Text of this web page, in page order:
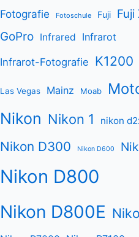
Fotografie Fotoschule Fuji Fuji
GoPro Infrared Infrarot
Infrarot-Fotografie K1200
Las Vegas Mainz Moab
Nikon Nikon 1 nikon
Nikon D300 Nikon D600
Nikon D800
Nikon D800E